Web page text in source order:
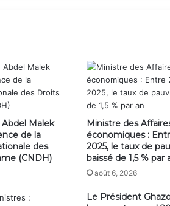
Malek
de la
des
(CNDH)
Ministre des
économiques :
2025, le taux de
baissé de 1,5 % par
août 6, 2026
Le Président